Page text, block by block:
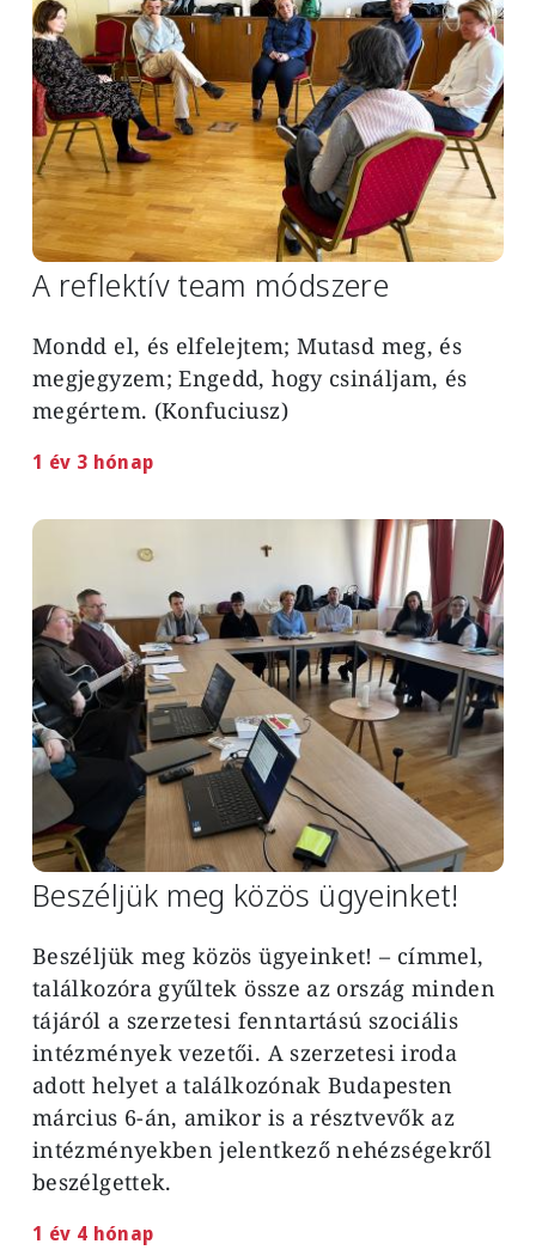
A reflektív team módszere
Mondd el, és elfelejtem; Mutasd meg, és
megjegyzem; Engedd, hogy csináljam, és
megértem. (Konfuciusz)
1 év 3 hónap
Image
Beszéljük meg közös ügyeinket!
Beszéljük meg közös ügyeinket! – címmel,
találkozóra gyűltek össze az ország minden
tájáról a szerzetesi fenntartású szociális
intézmények vezetői. A szerzetesi iroda
adott helyet a találkozónak Budapesten
március 6-án, amikor is a résztvevők az
intézményekben jelentkező nehézségekről
beszélgettek.
1 év 4 hónap